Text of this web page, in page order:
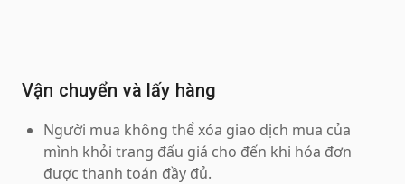
Vận chuyển và lấy hàng
Người mua không thể xóa giao dịch mua của
mình khỏi trang đấu giá cho đến khi hóa đơn
được thanh toán đầy đủ.